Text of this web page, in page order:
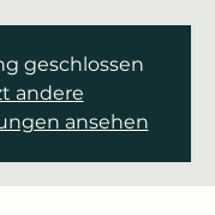
geschlossen
andere
ansehen